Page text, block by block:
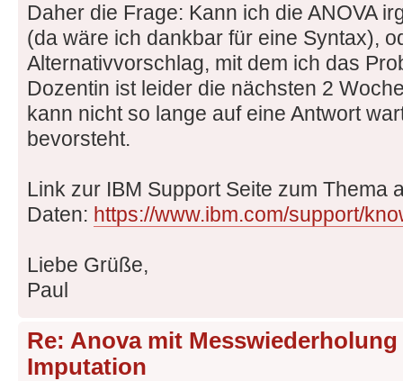
Daher die Frage: Kann ich die ANOVA
(da wäre ich dankbar für eine Syntax),
Alternativvorschlag, mit dem ich das
Dozentin ist leider die nächsten 2
kann nicht so lange auf eine Antwort
bevorsteht.
Link zur IBM Support Seite zum Thema
Daten: https://www.ibm.com/support/
Liebe Grüße,
Paul
Re: Anova mit
Imputation